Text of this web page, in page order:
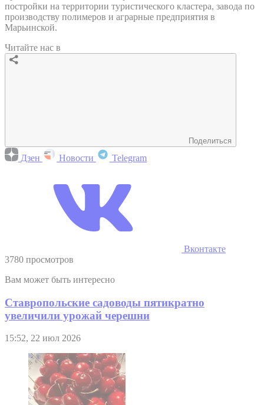
постройки на территории туристического кластера, завода по
производству полимеров и аграрные предприятия в
Марьинской.
Читайте нас в
Поделиться
Дзен Новости Telegram
Вконтакте
3780 просмотров
Вам может быть интересно
Ставропольские садоводы пятикратно
увеличили урожай черешни
15:52, 22 июл 2026